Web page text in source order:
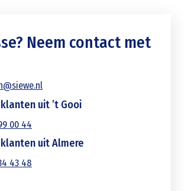
Neem contact met
uit ’t Gooi
00 44
uit Almere
43 48